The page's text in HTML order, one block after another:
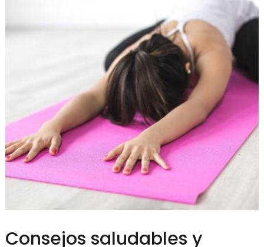
Consejos saludables y